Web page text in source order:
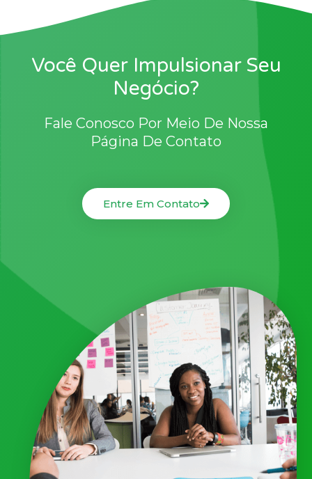
Você Quer Impulsionar Seu
Negócio?
Fale Conosco Por Meio De Nossa
Página De Contato
Entre Em Contato